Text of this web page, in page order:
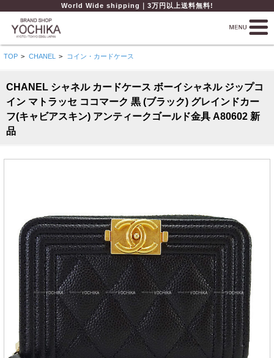
World Wide shipping｜3万円以上送料無料!
TOP > CHANEL > コイン・カードケース
CHANEL シャネル カードケース ボーイシャネル ジップコ
イン マトラッセ ココマーク 黒 (ブラック) グレインドカー
フ(キャビアスキン) アンティークゴールド金具 A80602 新
品